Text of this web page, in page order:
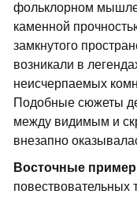
фольклорном
каменной
замкнутого
возникали в
неисчерпаемых
Подобные сюжеты
между видимым и
внезапно
Восточные
повествовательных